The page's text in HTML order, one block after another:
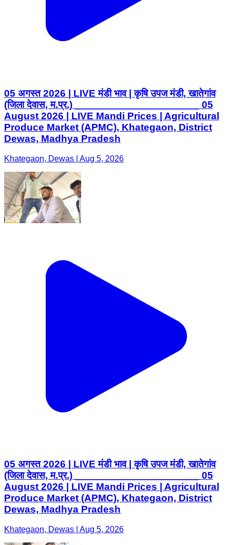
05 अगस्त 2026 | LIVE मंडी भाव | कृषि उपज मंडी, खातेगांव
(जिला देवास, म.प्र.) ______________________ 05
August 2026 | LIVE Mandi Prices | Agricultural
Produce Market (APMC), Khategaon, District
Dewas, Madhya Pradesh
Khategaon, Dewas | Aug 5, 2026
05 अगस्त 2026 | LIVE मंडी भाव | कृषि उपज मंडी, खातेगांव
(जिला देवास, म.प्र.) ______________________ 05
August 2026 | LIVE Mandi Prices | Agricultural
Produce Market (APMC), Khategaon, District
Dewas, Madhya Pradesh
Khategaon, Dewas | Aug 5, 2026